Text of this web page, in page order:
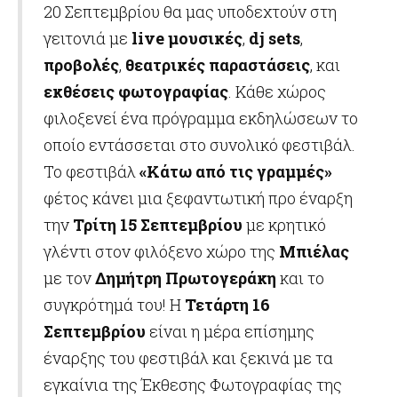
20 Σεπτεμβρίου θα μας υποδεχτούν στη
γειτονιά με liveμουσικές, dj sets,
προβολές, θεατρικές παραστάσεις, και
εκθέσεις φωτογραφίας. Κάθε χώρος
φιλοξενεί ένα πρόγραμμα εκδηλώσεων το
οποίο εντάσσεται στο συνολικό φεστιβάλ.
Το φεστιβάλ«Κάτω από τις γραμμές»
φέτος κάνει μια ξεφαντωτική προ έναρξη
την Τρίτη 15 Σεπτεμβρίου με κρητικό
γλέντι στον φιλόξενο χώρο της Μπιέλας
με τονΔημήτρη Πρωτογεράκη και το
συγκρότημά του! Η Τετάρτη 16
Σεπτεμβρίου είναι η μέρα επίσημης
έναρξης του φεστιβάλ και ξεκινά με τα
εγκαίνια της Έκθεσης Φωτογραφίας της